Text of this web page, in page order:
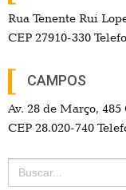
Rua Tenente Rui
CEP 27910-330
CAMPOS
Av. 28 de Março, 485
CEP 28.020-740
Search
for: